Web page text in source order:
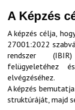
A Képzés
A képzés célja,
27001:2022
rendszer
felügyeletéhez
elvégzéséhez.
A képzés
struktúráját, majd